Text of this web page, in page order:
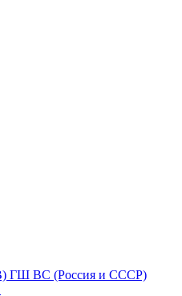
ГШ ВС (Россия и СССР)